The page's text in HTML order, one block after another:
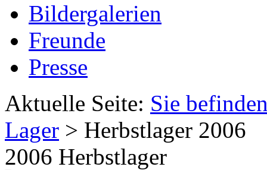
Bildergalerien
Freunde
Presse
Aktuelle Seite: Sie
Lager > Herbstlager 2006
2006 Herbstlager